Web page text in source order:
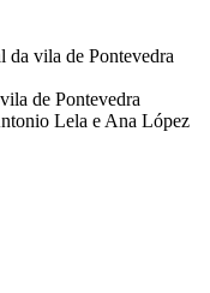
da vila de Pontevedra
de Pontevedra
Lela e Ana López